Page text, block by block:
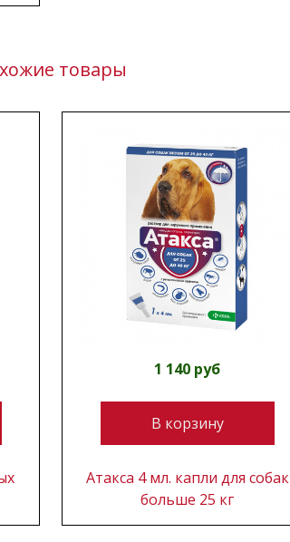
товары
1 140 руб
В корзину
Атакса 4 мл. капли для собак
больше 25 кг